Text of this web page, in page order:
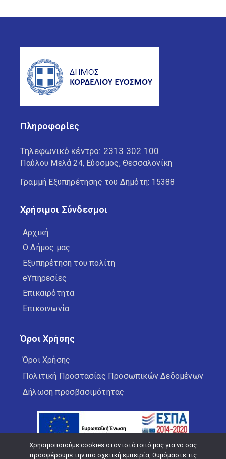
Πληροφορίες
Τηλεφωνικό κέντρο: 2313 302 100
Παύλου Μελά 24, Εύοσμος, Θεσσαλονίκη
Γραμμή Εξυπηρέτησης του Δημότη: 15388
Χρήσιμοι Σύνδεσμοι
Αρχική
Ο Δήμος μας
Εξυπηρέτηση του πολίτη
eΥπηρεσίες
Επικαιρότητα
Επικοινωνία
Όροι Χρήσης
Όροι Χρήσης
Πολιτική Προστασίας Προσωπικών Δεδομένων
Δήλωση προσβασιμότητας
Χρησιμοποιούμε cookies στον ιστότοπό μας για να σας
προσφέρουμε την πιο σχετική εμπειρία, θυμόμαστε τις